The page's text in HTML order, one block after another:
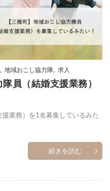
地域おこし協力隊 求人
員（結婚支援業務）
業務）を1名募集しているみた
続きを読む